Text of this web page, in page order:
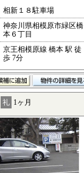
相新１８駐車場
神奈川県相模原市緑区橋
本６丁目
京王相模原線 橋本 駅 徒
歩 7分
礼 1ヶ月